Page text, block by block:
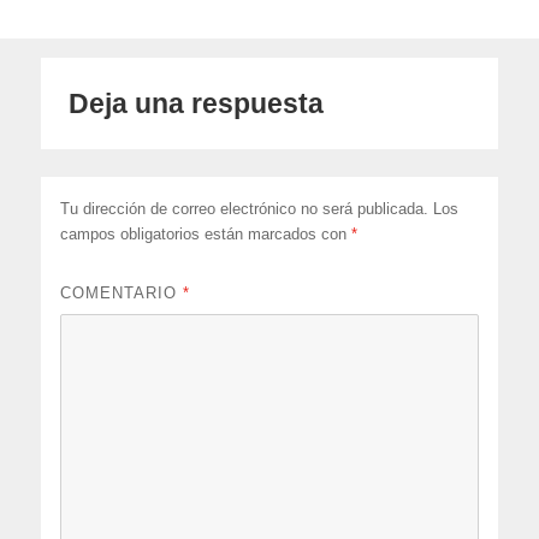
Deja una respuesta
Tu dirección de correo electrónico no será publicada. Los
campos obligatorios están marcados con*
COMENTARIO*